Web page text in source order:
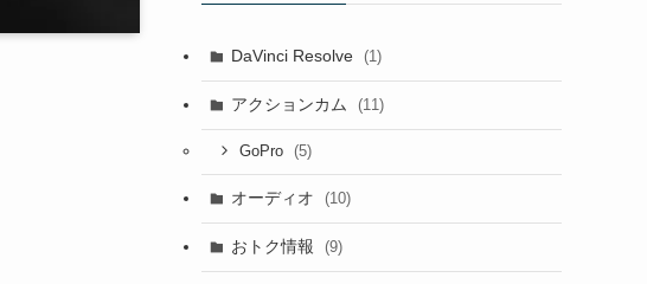
DaVinci Resolve (1)
アクションカム (11)
GoPro (5)
オーディオ (10)
おトク情報 (9)